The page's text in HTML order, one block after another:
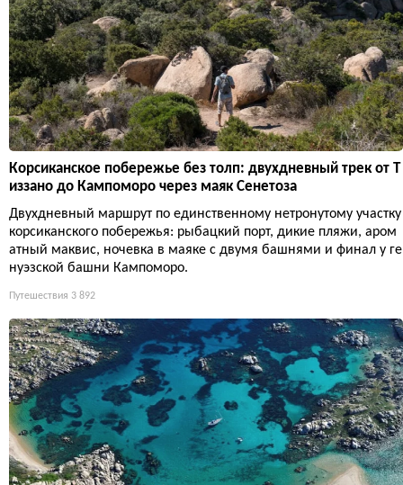
Корсиканское побережье без толп: двухдневный трек от Т
иззано до Кампоморо через маяк Сенетоза
Двухдневный маршрут по единственному нетронутому участку
корсиканского побережья: рыбацкий порт, дикие пляжи, аром
атный маквис, ночевка в маяке с двумя башнями и финал у ге
нуэзской башни Кампоморо.
Путешествия 3 892